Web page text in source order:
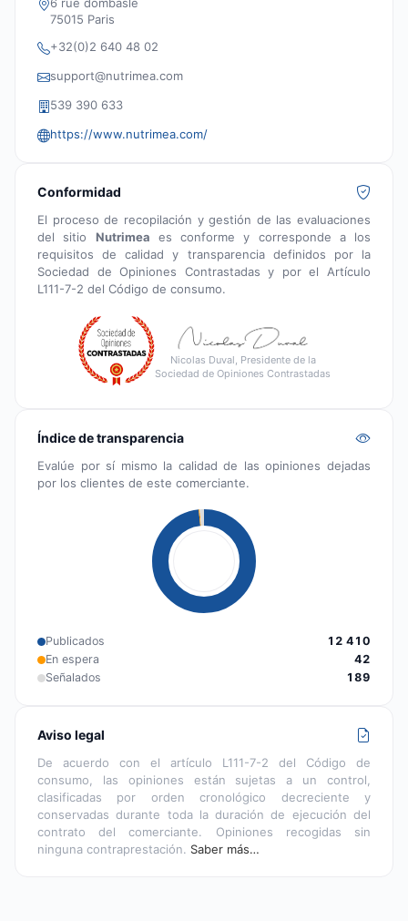
6 rue dombasle
75015 Paris
+32(0)2 640 48 02
support@nutrimea.com
539 390 633
https://www.nutrimea.com/
Conformidad
El proceso de recopilación y gestión de las evaluaciones
del sitio Nutrimea es conforme y corresponde a los
requisitos de calidad y transparencia definidos por la
Sociedad de Opiniones Contrastadas y por el Artículo
L111-7-2 del Código de consumo.
Nicolas Duval, Presidente de la
Sociedad de Opiniones Contrastadas
Índice de transparencia
Evalúe por sí mismo la calidad de las opiniones dejadas
por los clientes de este comerciante.
Publicados
12 410
En espera
42
Señalados
189
Aviso legal
De acuerdo con el artículo L111-7-2 del Código de
consumo, las opiniones están sujetas a un control,
clasificadas por orden cronológico decreciente y
conservadas durante toda la duración de ejecución del
contrato del comerciante. Opiniones recogidas sin
ninguna contraprestación. Saber más…